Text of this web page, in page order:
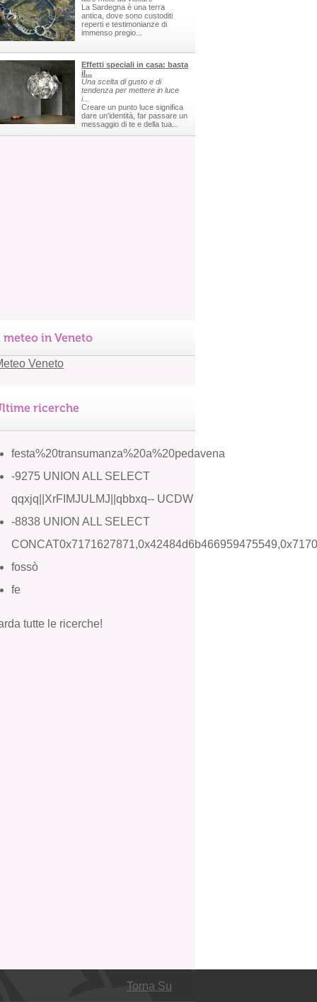
La Sardegna è una terra
antica, dove sono custoditi
reperti e testimonianze di
immenso pregio...
Effetti speciali in casa: basta
il...
Una scelta di gusto e di
tendenza per mettere in luce
i...
Creare un punto luce significa
dare un'identità, far passare un
messaggio di te e della tua...
meteo in Veneto
ricerche
festa%20transumanza%20a%20pedavena
-9275 UNION ALL SELECT
qqxjq||XrFIMJULMJ||qbbxq-- UCDW
-8838 UNION ALL SELECT
fossò
fe
tutte le ricerche!
Torna Su